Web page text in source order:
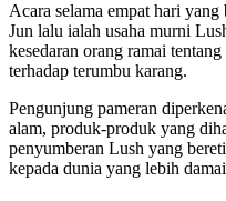
Acara selama empat hari
Jun lalu ialah usaha murni
kesedaran orang ramai
terhadap terumbu karang.
Pengunjung pameran
alam, produk-produk yang
penyumberan Lush yang
kepada dunia yang lebih